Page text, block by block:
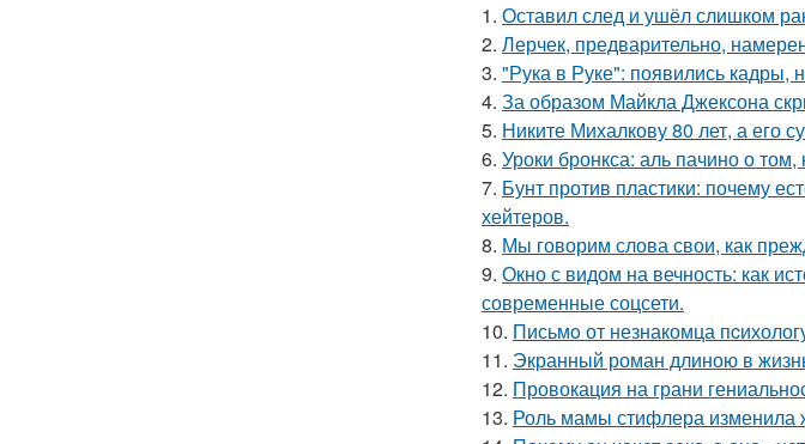
1. Оставил след и ушёл слишком
2. Лерчек, предварительно,
3. "Рука в Руке": появились кадры,
4. За образом Майкла Джексона
5. Никите Михалкову 80 лет, а его
6. Уроки бронкса: аль пачино о том,
7. Бунт против пластики: почему
хейтеров.
8. Мы говорим слова свои, как
9. Окно с видом на вечность: как
современные соцсети.
10. Письмo от незнакомца
11. Экранный роман длиною в
12. Провокация на грани
13. Роль мамы стифлера изменила